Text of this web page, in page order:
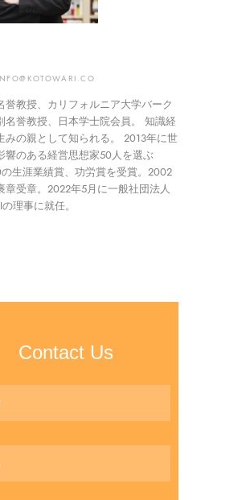
誉教授、カリフォルニア大学バーク
名誉教授、日本学士院会員。 知識経
みの親として知られる。 2013年に世
響のある経営思想家50人を選ぶ
の生涯業績賞、功労賞を受賞。2002
章受章。2022年5月に一般社団法人
の理事に就任。
Contact Us